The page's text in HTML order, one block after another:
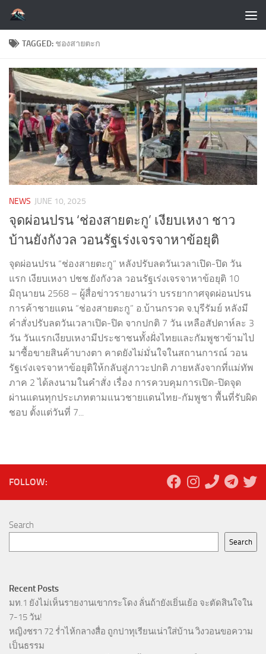
Skip to content
TAGGED: ชองสายตะก
NEWS JUNE 10, 2025
จุดผ่อนปรน ‘ช่องสายตะกู’ เงียบเหงา ชาว
บ้านยังกังวล วอนรัฐเร่งเจรจาหาข้อยุติ
จุดผ่อนปรน “ช่องสายตะกู” หลังปรับลดวันเวลาเปิด-ปิด วัน
แรก เงียบเหงา ปชช.ยังกังวล วอนรัฐเร่งเจรจาหาข้อยุติ 10
มิถุนายน 2568 – ผู้สื่อข่าวรายงานว่า บรรยากาศจุดผ่อนปรน
การค้าชายแดน “ช่องสายตะกู” อ.บ้านกรวด จ.บุรีรัมย์ หลังมี
คำสั่งปรับลดวันเวลาเปิด-ปิด จากปกติ 7 วัน เหลือสัปดาห์ละ 3
วัน วันแรกเงียบเหงามีประชาชนทั้งฝั่งไทยและกัมพูชาข้ามไป
มาซื้อขายสินค้าบางตา คาดยังไม่มั่นใจในสถานการณ์ วอน
รัฐเร่งเจรจาหาข้อยุติให้กลับสู่ภาวะปกติ ภายหลังจากที่แม่ทัพ
ภาค 2 ได้ลงนามในคำสั่ง เรื่อง การควบคุมการเปิด-ปิดจุด
ผ่านแดนทุกประเภทตามแนวชายแดนไทย-กัมพูชา พื้นที่รับผิด
ชอบ ตั้งแต่วันที่ 7...
FOLLOW:
Search
Search
Recent Posts
มท.1 ยังไม่เห็นรายงานเขากระโดง ลั่นถ้ายังเยิ่นเย้อ จะตัดสินใจใน
7-15 วัน!
หญิงชรา 72 ร่ำไห้กลางสื่อ ถูกปาทุเรียนเน่าใส่บ้าน วิงวอนขอความ
เป็นธรรม